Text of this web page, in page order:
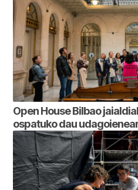
Open House Bilbao
ospatuko dau